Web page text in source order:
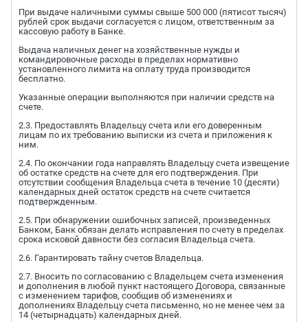
При выдаче наличными суммы свыше 500 000 (пятисот тысяч)
рублей срок выдачи согласуется с лицом, ответственным за
кассовую работу в Банке.
Выдача наличных денег на хозяйственные нужды и
командировочные расходы в пределах нормативно
установленного лимита на оплату труда производится
бесплатно.
Указанные операции выполняются при наличии средств на
счете.
2.3. Предоставлять Владельцу счета или его доверенным
лицам по их требованию выписки из счета и приложения к
ним.
2.4. По окончании года направлять Владельцу счета извещение
об остатке средств на счете для его подтверждения. При
отсутствии сообщения Владельца счета в течение 10 (десяти)
календарных дней остаток средств на счете считается
подтвержденным.
2.5. При обнаружении ошибочных записей, произведенных
Банком, Банк обязан делать исправления по счету в пределах
срока исковой давности без согласия Владельца счета.
2.6. Гарантировать тайну счетов Владельца.
2.7. Вносить по согласованию с Владельцем счета изменения
и дополнения в любой пункт настоящего Договора, связанные
с изменением тарифов, сообщив об изменениях и
дополнениях Владельцу счета письменно, но не менее чем за
14 (четырнадцать) календарных дней.